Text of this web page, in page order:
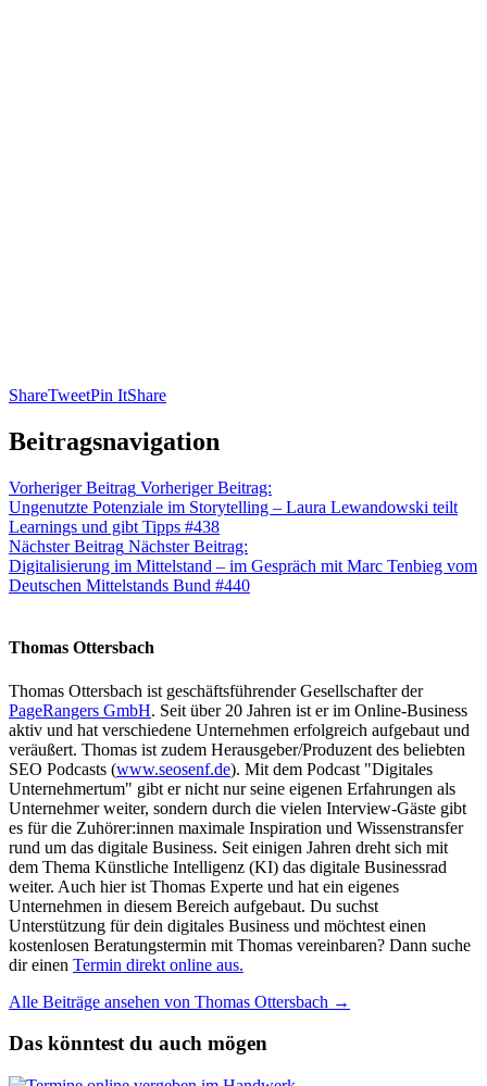
ShareTweetPin ItShare
Beitragsnavigation
Vorheriger Beitrag Vorheriger Beitrag:
Ungenutzte Potenziale im Storytelling – Laura Lewandowski teilt
Learnings und gibt Tipps #438
Nächster Beitrag Nächster Beitrag:
Digitalisierung im Mittelstand – im Gespräch mit Marc Tenbieg vom
Deutschen Mittelstands Bund #440
Thomas Ottersbach
Thomas Ottersbach ist geschäftsführender Gesellschafter der
PageRangers GmbH. Seit über 20 Jahren ist er im Online-Business
aktiv und hat verschiedene Unternehmen erfolgreich aufgebaut und
veräußert. Thomas ist zudem Herausgeber/Produzent des beliebten
SEO Podcasts (www.seosenf.de). Mit dem Podcast "Digitales
Unternehmertum" gibt er nicht nur seine eigenen Erfahrungen als
Unternehmer weiter, sondern durch die vielen Interview-Gäste gibt
es für die Zuhörer:innen maximale Inspiration und Wissenstransfer
rund um das digitale Business. Seit einigen Jahren dreht sich mit
dem Thema Künstliche Intelligenz (KI) das digitale Businessrad
weiter. Auch hier ist Thomas Experte und hat ein eigenes
Unternehmen in diesem Bereich aufgebaut. Du suchst
Unterstützung für dein digitales Business und möchtest einen
kostenlosen Beratungstermin mit Thomas vereinbaren? Dann suche
dir einen Termin direkt online aus.
Alle Beiträge ansehen von Thomas Ottersbach →
Das könntest du auch mögen